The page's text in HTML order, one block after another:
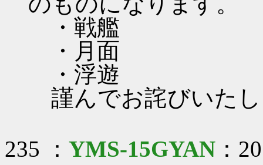
・戦艦
・月面
・浮遊
謹んでお詫びいた
235 ： YMS-15GYAN ：